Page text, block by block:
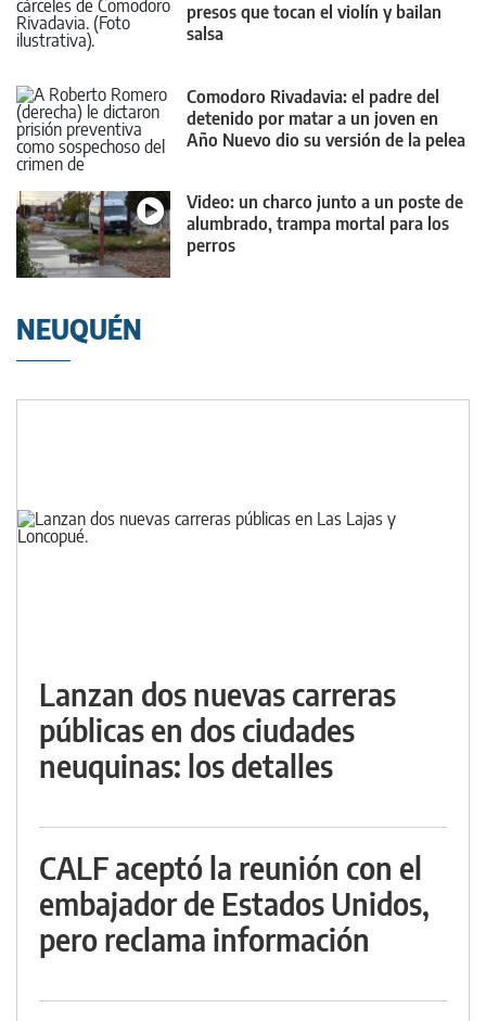
presos que tocan el violín y bailan
salsa
Comodoro Rivadavia: el padre del
detenido por matar a un joven en
Año Nuevo dio su versión de la pelea
Video: un charco junto a un poste de
alumbrado, trampa mortal para los
perros
NEUQUÉN
Lanzan dos nuevas carreras
públicas en dos ciudades
neuquinas: los detalles
CALF aceptó la reunión con el
embajador de Estados Unidos,
pero reclama información